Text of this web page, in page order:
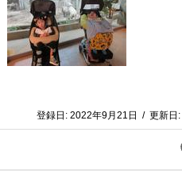
登録日: 2022年9月21日 / 更新日: